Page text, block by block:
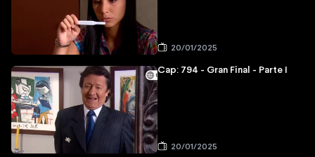
20/01/2025
Cap: 794 - Gran Final - Parte I
20/01/2025